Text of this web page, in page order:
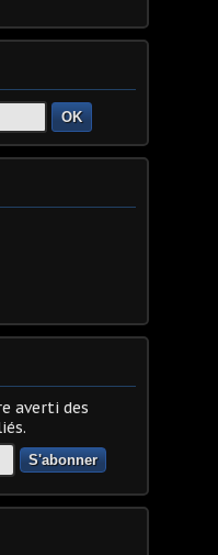
OK
averti des